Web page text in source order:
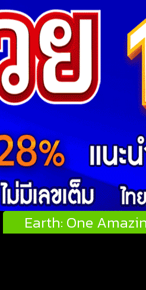
Earth: One